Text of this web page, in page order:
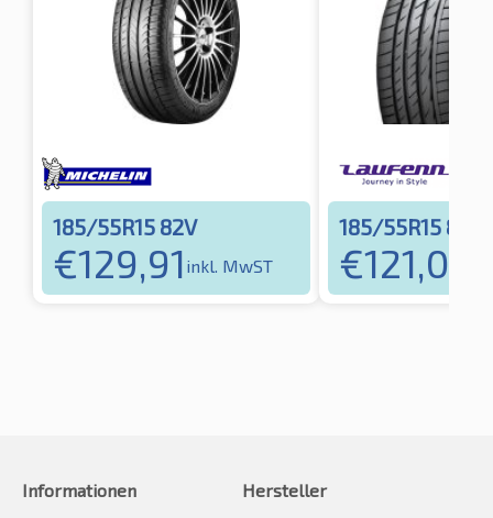
185/55R15 82V
€129,91 inkl. MwST
185/55R15 82V
€121,08
Informationen
Hersteller